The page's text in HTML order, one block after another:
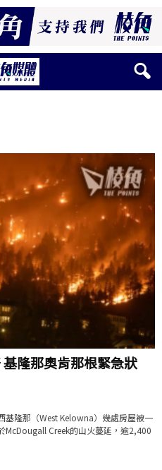
隆那奧肯那根緊急狀
基隆那（West Kelowna）幾處房屋被一
McDougall Creek的山火蔓延，逾2,400